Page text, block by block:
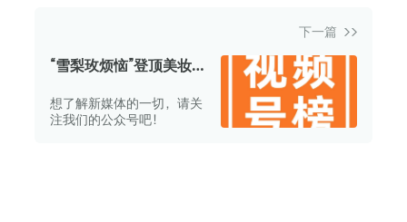
下一篇
“雪梨玫烦恼”登顶美妆
冠情感榜 | 视频号周榜
想了解新媒体的一切，请关
注我们的公众号吧！